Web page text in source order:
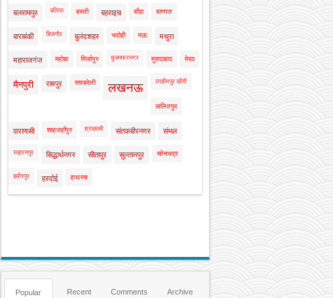
बलरामपुर बलिया बस्ती बहराइच बाँदा बागपत
बाराबंकी बिजनौर बुलंदशहर भदोही मऊ मथुरा
महाराजगंज महोबा मिर्जापुर मुजफ्फरनगर मुरादाबाद मेरठ
मैनपुरी रामपुर रायबरेली लखनऊ लखीमपुर खीरी
ललितपुर
वाराणसी शाहजहाँपुर श्रावस्ती संतकबीरनगर संभल
सहारनपुर सिद्धार्थनगर सीतापुर सुल्तानपुर सोनभद्र
हमीरपुर हरदोई हाथरस
Popular Recent Comments Archive